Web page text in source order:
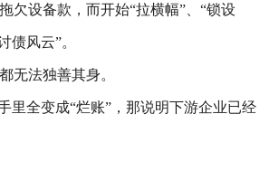
欠设备款，而开始“拉横幅”、“锁设
债风云”。
无法独善其身。
里全变成“烂账”，那说明下游企业已经